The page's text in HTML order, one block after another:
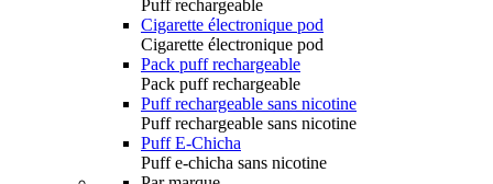
Puff rechargeable
Cigarette électronique pod
Cigarette électronique pod
Pack puff rechargeable
Pack puff rechargeable
Puff rechargeable sans nicotine
Puff rechargeable sans nicotine
Puff E-Chicha
Puff e-chicha sans nicotine